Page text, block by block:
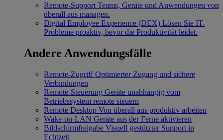
Remote-Support Teams, Geräte und Anwendungen von
überall aus managen.
Digital Employee Experience (DEX) Lösen Sie IT-
Probleme proaktiv, bevor die Produktivität leidet.
Andere Anwendungsfälle
Remote-Zugriff Optimierter Zugang und sichere
Verbindungen
Remote-Steuerung Geräte unabhängig vom
Betriebssystem remote steuern
Remote Desktop Von überall aus produktiv arbeiten
Wake-on-LAN Geräte aus der Ferne aktivieren
Bildschirmfreigabe Visuell gestützter Support in
Echtzeit